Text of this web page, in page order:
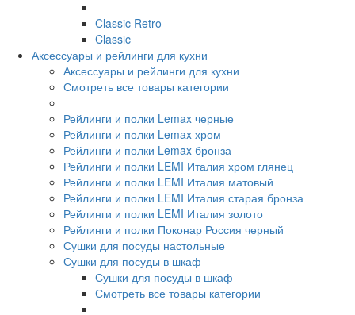
Classic Retro
Classic
Аксессуары и рейлинги для кухни
Аксессуары и рейлинги для кухни
Смотреть все товары категории
Рейлинги и полки Lemax черные
Рейлинги и полки Lemax хром
Рейлинги и полки Lemax бронза
Рейлинги и полки LEMI Италия хром глянец
Рейлинги и полки LEMI Италия матовый
Рейлинги и полки LEMI Италия старая бронза
Рейлинги и полки LEMI Италия золото
Рейлинги и полки Поконар Россия черный
Сушки для посуды настольные
Сушки для посуды в шкаф
Сушки для посуды в шкаф
Смотреть все товары категории